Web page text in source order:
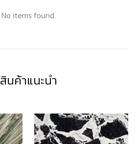
No items found.
สินค้าแนะนำ